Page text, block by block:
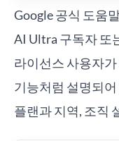
Google 공식 도움
AI Ultra 구독자 또
라이선스 사용자
기능처럼 설명되
플랜과 지역, 조직